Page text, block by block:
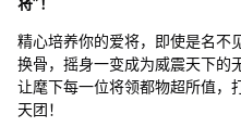
精心培养你的爱将，即使是名不
换骨，摇身一变成为威震天下的
让麾下每一位将领都物超所值，
天团！